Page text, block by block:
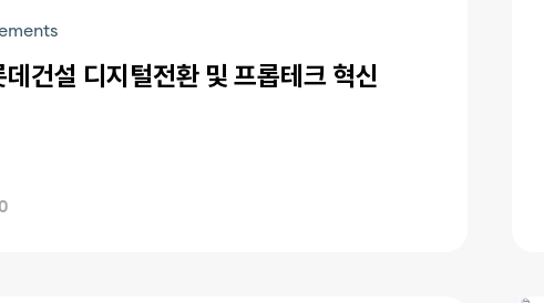
건설 디지털전환 및 프롭테크 혁신